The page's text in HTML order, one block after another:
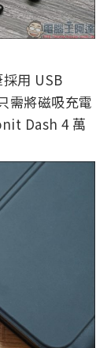
用 USB
需將磁吸充電
Dash 4 萬